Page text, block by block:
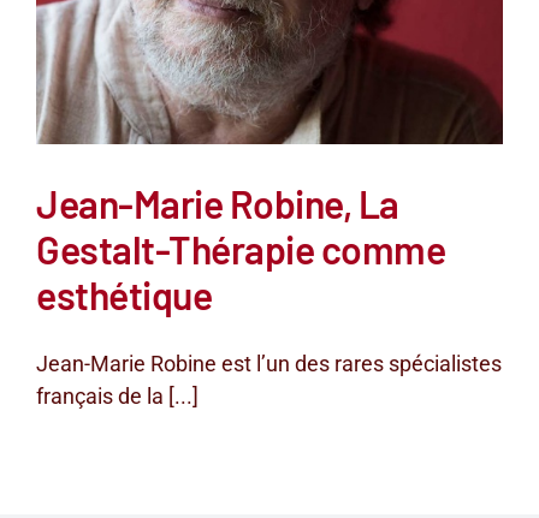
Jean-Marie Robine, La
Gestalt-Thérapie comme
esthétique
Jean-Marie Robine est l’un des rares spécialistes
français de la [...]